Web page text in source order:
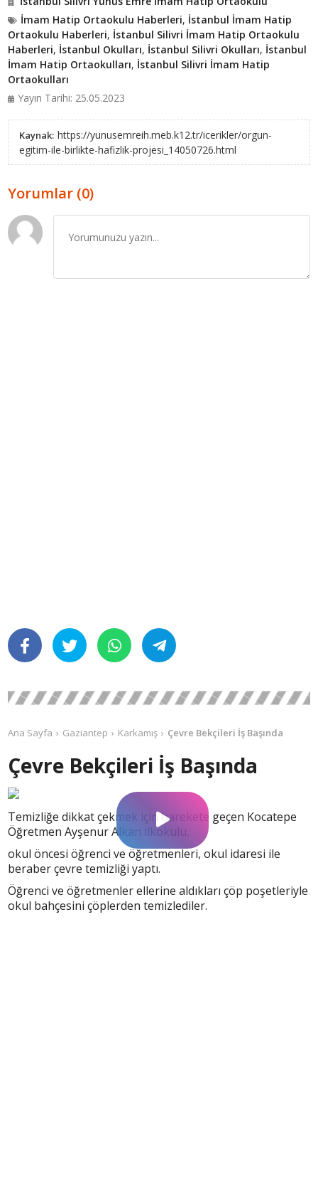
İmam Hatip Ortaokulu Haberleri, İstanbul İmam Hatip
Ortaokulu Haberleri, İstanbul Silivri İmam Hatip Ortaokulu
Haberleri, İstanbul Okulları, İstanbul Silivri Okulları, İstanbul
İmam Hatip Ortaokulları, İstanbul Silivri İmam Hatip
Ortaokulları
Yayın Tarihi: 25.05.2023
Kaynak: https://yunusemreih.meb.k12.tr/icerikler/orgun-
egitim-ile-birlikte-hafizlik-projesi_14050726.html
Yorumlar (0)
Ana Sayfa Gaziantep Karkamış Çevre Bekçileri İş Başında
Çevre Bekçileri İş Başında
Temizliğe dikkat çekmek için harekete geçen Kocatepe
Öğretmen Ayşenur Alkan İlkokulu,
okul öncesi öğrenci ve öğretmenleri, okul idaresi ile
beraber çevre temizliği yaptı.
Öğrenci ve öğretmenler ellerine aldıkları çöp poşetleriyle
okul bahçesini çöplerden temizlediler.